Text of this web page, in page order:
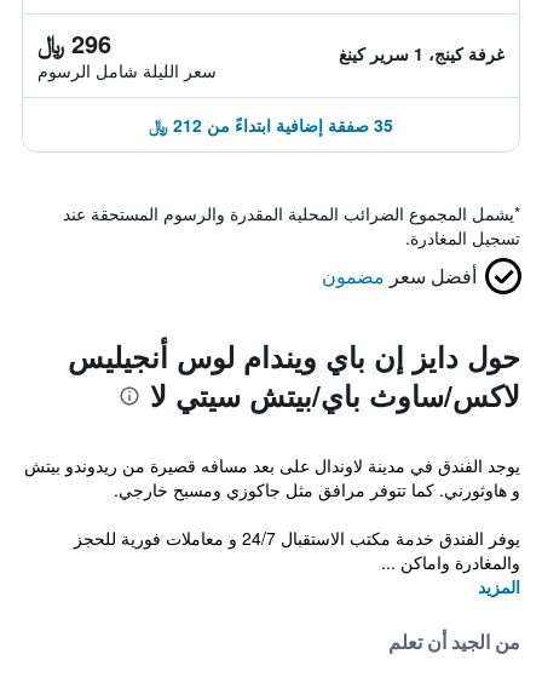
غرفة كينج، 1 سرير كينغ 296 ﷼
سعر الليلة شامل الرسوم
35 صفقة إضافية ابتداءً من 212 ﷼
*يشمل المجموع الضرائب المحلية المقدرة والرسوم المستحقة عند
تسجيل المغادرة.
أفضل سعر مضمون
حول دايز إن باي ويندام لوس أنجيليس
لاكس/ساوث باي/بيتش سيتي لا
يوجد الفندق في مدينة لاوندال على بعد مسافه قصيرة من ريدوندو بيتش
و هاوثورني. كما تتوفر مرافق مثل جاكوزي ومسبح خارجي.
يوفر الفندق خدمة مكتب الاستقبال 24/7 و معاملات فورية للحجز
والمغادرة واماكن ...
المزيد
من الجيد أن تعلم